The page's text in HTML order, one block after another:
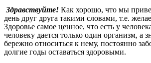
Здравствуйте! Как хорошо, что мы
день друг друга такими словами, т.е.
Здоровье самое ценное, что есть у
человеку дается только один организм, а
бережно относиться к нему, постоянно
долгие годы оставаться здоровыми.